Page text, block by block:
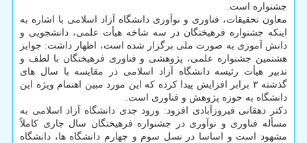
جشنواره است.
معاون تحقیقات، فناوری و نوآوری دانشگاه آزاد اسلامی با اشاره به
اینکه جشنواره فرهیختگان در سه شاخه هیأت علمی، دانشجویی و
دانش آموزی به صورت ملی برگزار شده است، اظهار داشت: جوایز
هشتمین جشنواره علمی، پژوهشی و فناوری فرهیختگان با لطف و
تدبیر هیأت رئیسه دانشگاه آزاد اسلامی در مقایسه با سال های
گذشته ۳ برابر افزایش پیدا کرده که این مورد مبین اهتمام ویژه این
دانشگاه به حوزه پژوهش و فناوری است.
دکتر دهقانی فیروزآبادی افزود: ورود جدی دانشگاه آزاد اسلامی به
مسأله فناوری و نوآوری در جشنواره فرهیختگان سال جاری کاملاً
مشهود است و اساسا در نسل سوم و چهارم دانشگاه ها، دانشگاه